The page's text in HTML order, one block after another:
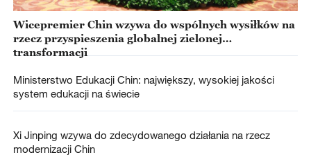
Wicepremier Chin wzywa do wspólnych wysiłków na
rzecz przyspieszenia globalnej zielonej
transformacji
Ministerstwo Edukacji Chin: największy, wysokiej jakości
system edukacji na świecie
Xi Jinping wzywa do zdecydowanego działania na rzecz
modernizacji Chin